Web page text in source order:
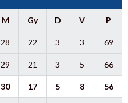
M Gy D V P
28 22 3 3 69
29 21 3 5 66
30 17 5 8 56